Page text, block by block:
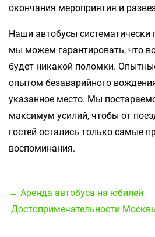
окончания мероприятия и
Наши автобусы систематически
мы можем гарантировать, что
будет никакой поломки.
опытом безаварийного
указанное место. Мы
максимум усилий, чтобы от
гостей остались только самые
воспоминания.
← Аренда автобуса на юбилей
Достопримечательности